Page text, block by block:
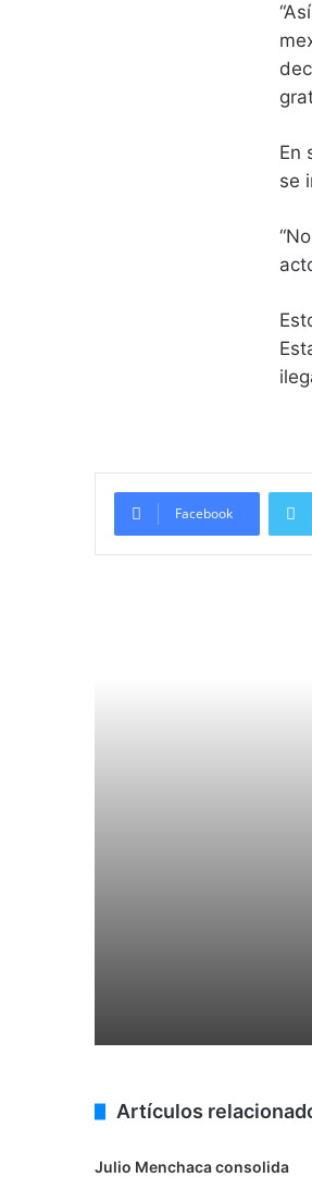
En
se
Facebook
Julio Menchaca
Artículos
Julio Menchaca consolida